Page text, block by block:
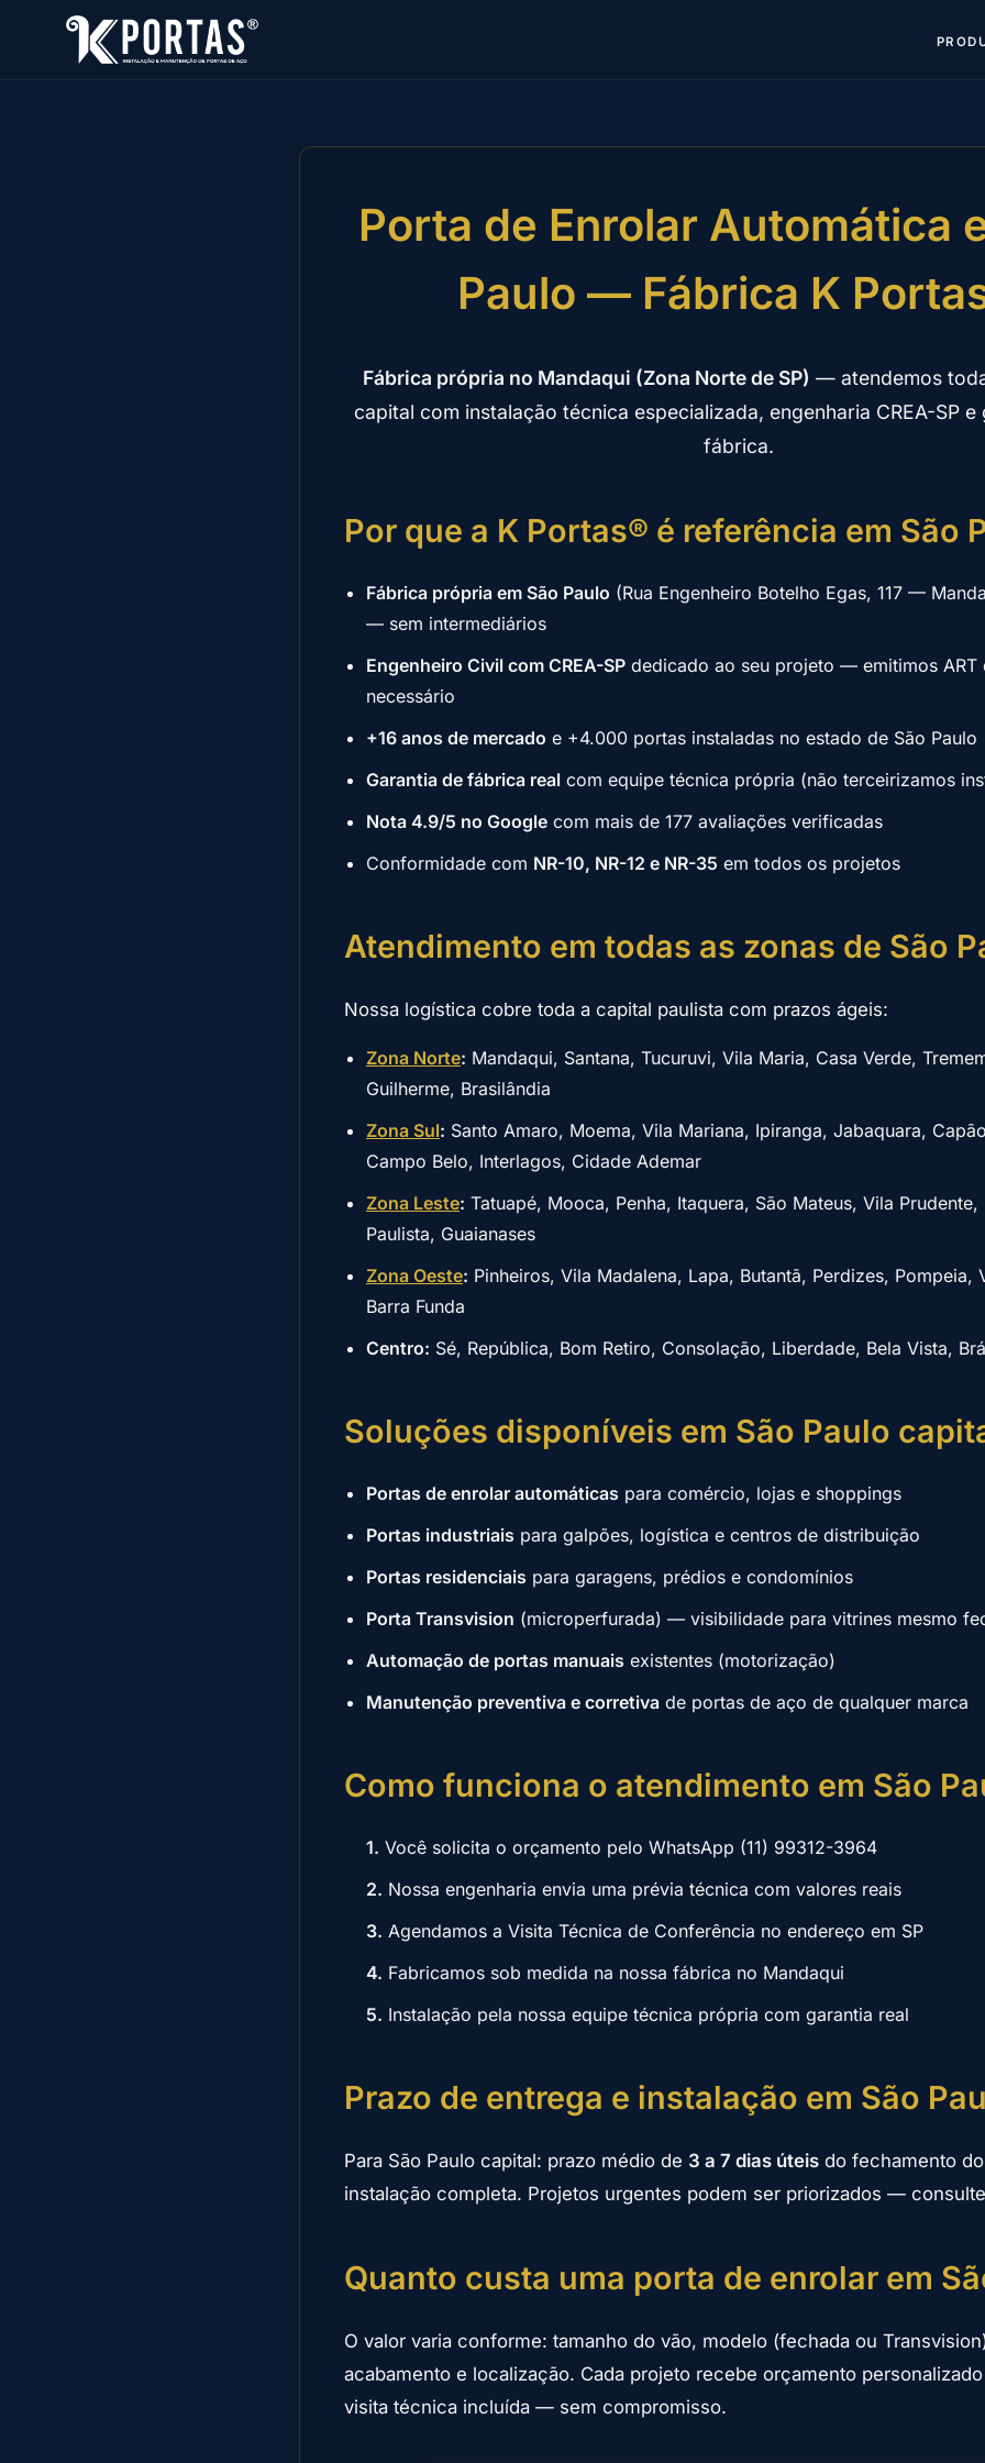
Porta de Enrolar Automática
Paulo — Fábrica K
Fábrica própria no Mandaqui (Zona Norte de SP) — atendemos
capital com instalação técnica especializada, engenharia CREA-SP e
fábrica.
Por que a K Portas® é referência em São
Fábrica própria em São Paulo (Rua Engenheiro Botelho Egas, 117 —
— sem intermediários
Engenheiro Civil com CREA-SP dedicado ao seu projeto — emitimos ART
necessário
+16 anos de mercado e +4.000 portas instaladas no estado de São Paulo
Garantia de fábrica real com equipe técnica própria (não terceirizamos
Nota 4.9/5 no Google com mais de 177 avaliações verificadas
Conformidade com NR-10, NR-12 e NR-35 em todos os projetos
Atendimento em todas as zonas de São
Nossa logística cobre toda a capital paulista com prazos ágeis:
Zona Norte: Mandaqui, Santana, Tucuruvi, Vila Maria, Casa Verde,
Guilherme, Brasilândia
Zona Sul: Santo Amaro, Moema, Vila Mariana, Ipiranga, Jabaquara,
Campo Belo, Interlagos, Cidade Ademar
Zona Leste: Tatuapé, Mooca, Penha, Itaquera, São Mateus, Vila
Paulista, Guaianases
Zona Oeste: Pinheiros, Vila Madalena, Lapa, Butantã, Perdizes, Pompeia,
Barra Funda
Centro: Sé, República, Bom Retiro, Consolação, Liberdade, Bela Vista,
Soluções disponíveis em São Paulo
Portas de enrolar automáticas para comércio, lojas e shoppings
Portas industriais para galpões, logística e centros de distribuição
Portas residenciais para garagens, prédios e condomínios
Porta Transvision (microperfurada) — visibilidade para vitrines mesmo
Automação de portas manuais existentes (motorização)
Manutenção preventiva e corretiva de portas de aço de qualquer marca
Como funciona o atendimento em São
1. Você solicita o orçamento pelo WhatsApp (11) 99312-3964
2. Nossa engenharia envia uma prévia técnica com valores reais
3. Agendamos a Visita Técnica de Conferência no endereço em SP
4. Fabricamos sob medida na nossa fábrica no Mandaqui
5. Instalação pela nossa equipe técnica própria com garantia real
Prazo de entrega e instalação em São
Para São Paulo capital: prazo médio de 3 a 7 dias úteis do fechamento
instalação completa. Projetos urgentes podem ser priorizados —
Quanto custa uma porta de enrolar em
O valor varia conforme: tamanho do vão, modelo (fechada ou
acabamento e localização. Cada projeto recebe orçamento personalizado
visita técnica incluída — sem compromisso.